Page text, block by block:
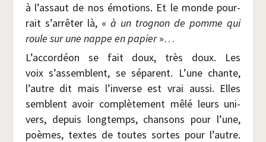
à l’assaut de nos émo­tions. Et le monde pour­
rait s’arrêter là, « à un tro­gnon de pomme qui
roule sur une nappe en papier»…
L’accordéon se fait doux, très doux. Les
voix s’assemblent, se séparent. L’une chante,
l’autre dit mais l’inverse est vrai aus­si. Elles
semblent avoir com­plè­te­ment mêlé leurs uni­
vers, depuis long­temps, chan­sons pour l’une,
poèmes, textes de toutes sortes pour l’autre.